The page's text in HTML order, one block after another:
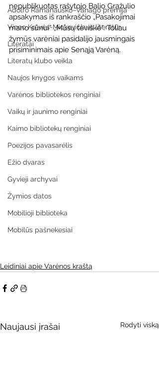
Adolfo Ramanausko–Vanago premija
Vinco Krėvės-Mickevičiaus literatūr
Literatai
Literatų klubo veikla
Naujos knygos vaikams
Varėnos bibliotekos renginiai
Vaikų ir jaunimo renginiai
Kaimo bibliotekų renginiai
Poezijos pavasarėlis
Ežio dvaras
Gyvieji archyvai
Žymios datos
Mobilioji biblioteka
Mobilūs pašnekesiai
nepublikuotas rašytojo Balio Gražulio
apsakymas iš rankraščio „Pasakojimai
mano sūnui“ „Mūsų tėviškė“. Toliau
žymūs varėniai pasidalijo jausmingais
prisiminimais apie Senąją Varėną.
Leidiniai apie Varėnos kraštą
Naujausi įrašai Rodyti viską